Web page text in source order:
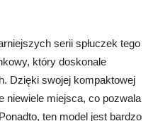
serii spłuczek tego
który doskonale
Dzięki swojej kompaktowej
niewiele miejsca, co pozwala
ten model jest bardzo